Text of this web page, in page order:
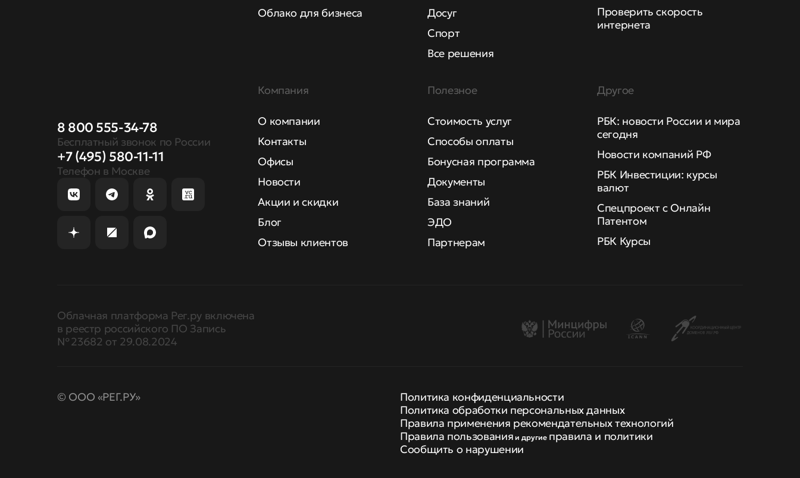
8 800 555-34-78
Бесплатный звонок по России
+7 (495) 580-11-11
Телефон в Москве
Облако для бизнеса
Досуг
Спорт
Все решения
Проверить скорость
интернета
Компания
О компании
Контакты
Офисы
Новости
Акции и скидки
Блог
Отзывы клиентов
Полезное
Стоимость услуг
Способы оплаты
Бонусная программа
Документы
База знаний
ЭДО
Партнерам
Другое
РБК: новости России и мира
сегодня
Новости компаний РФ
РБК Инвестиции: курсы
валют
Спецпроект с Онлайн
Патентом
РБК Курсы
Облачная платформа Рег.ру включена
в реестр российского ПО Запись
№ 23682 от 29.08.2024
© ООО «РЕГ.РУ»
Политика конфиденциальности
Политика обработки персональных данных
Правила применения рекомендательных технологий
Правила пользования и другие правила и политики
Сообщить о нарушении